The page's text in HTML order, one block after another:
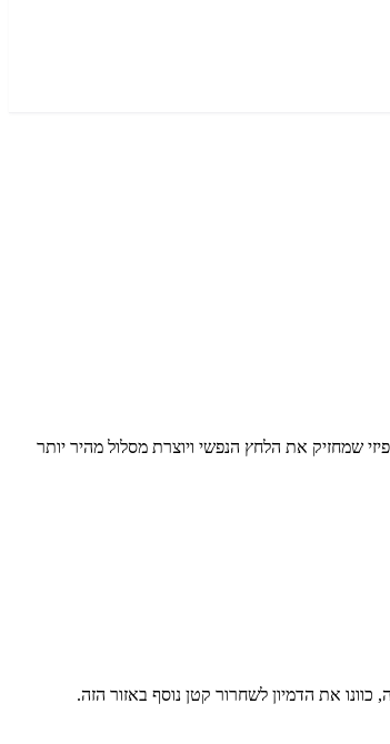
שמחזיק את הלחץ הנפשי ויוצרת מסלול מהיר יותר
את הדמיון לשחרור קטן נוסף באזור הזה.